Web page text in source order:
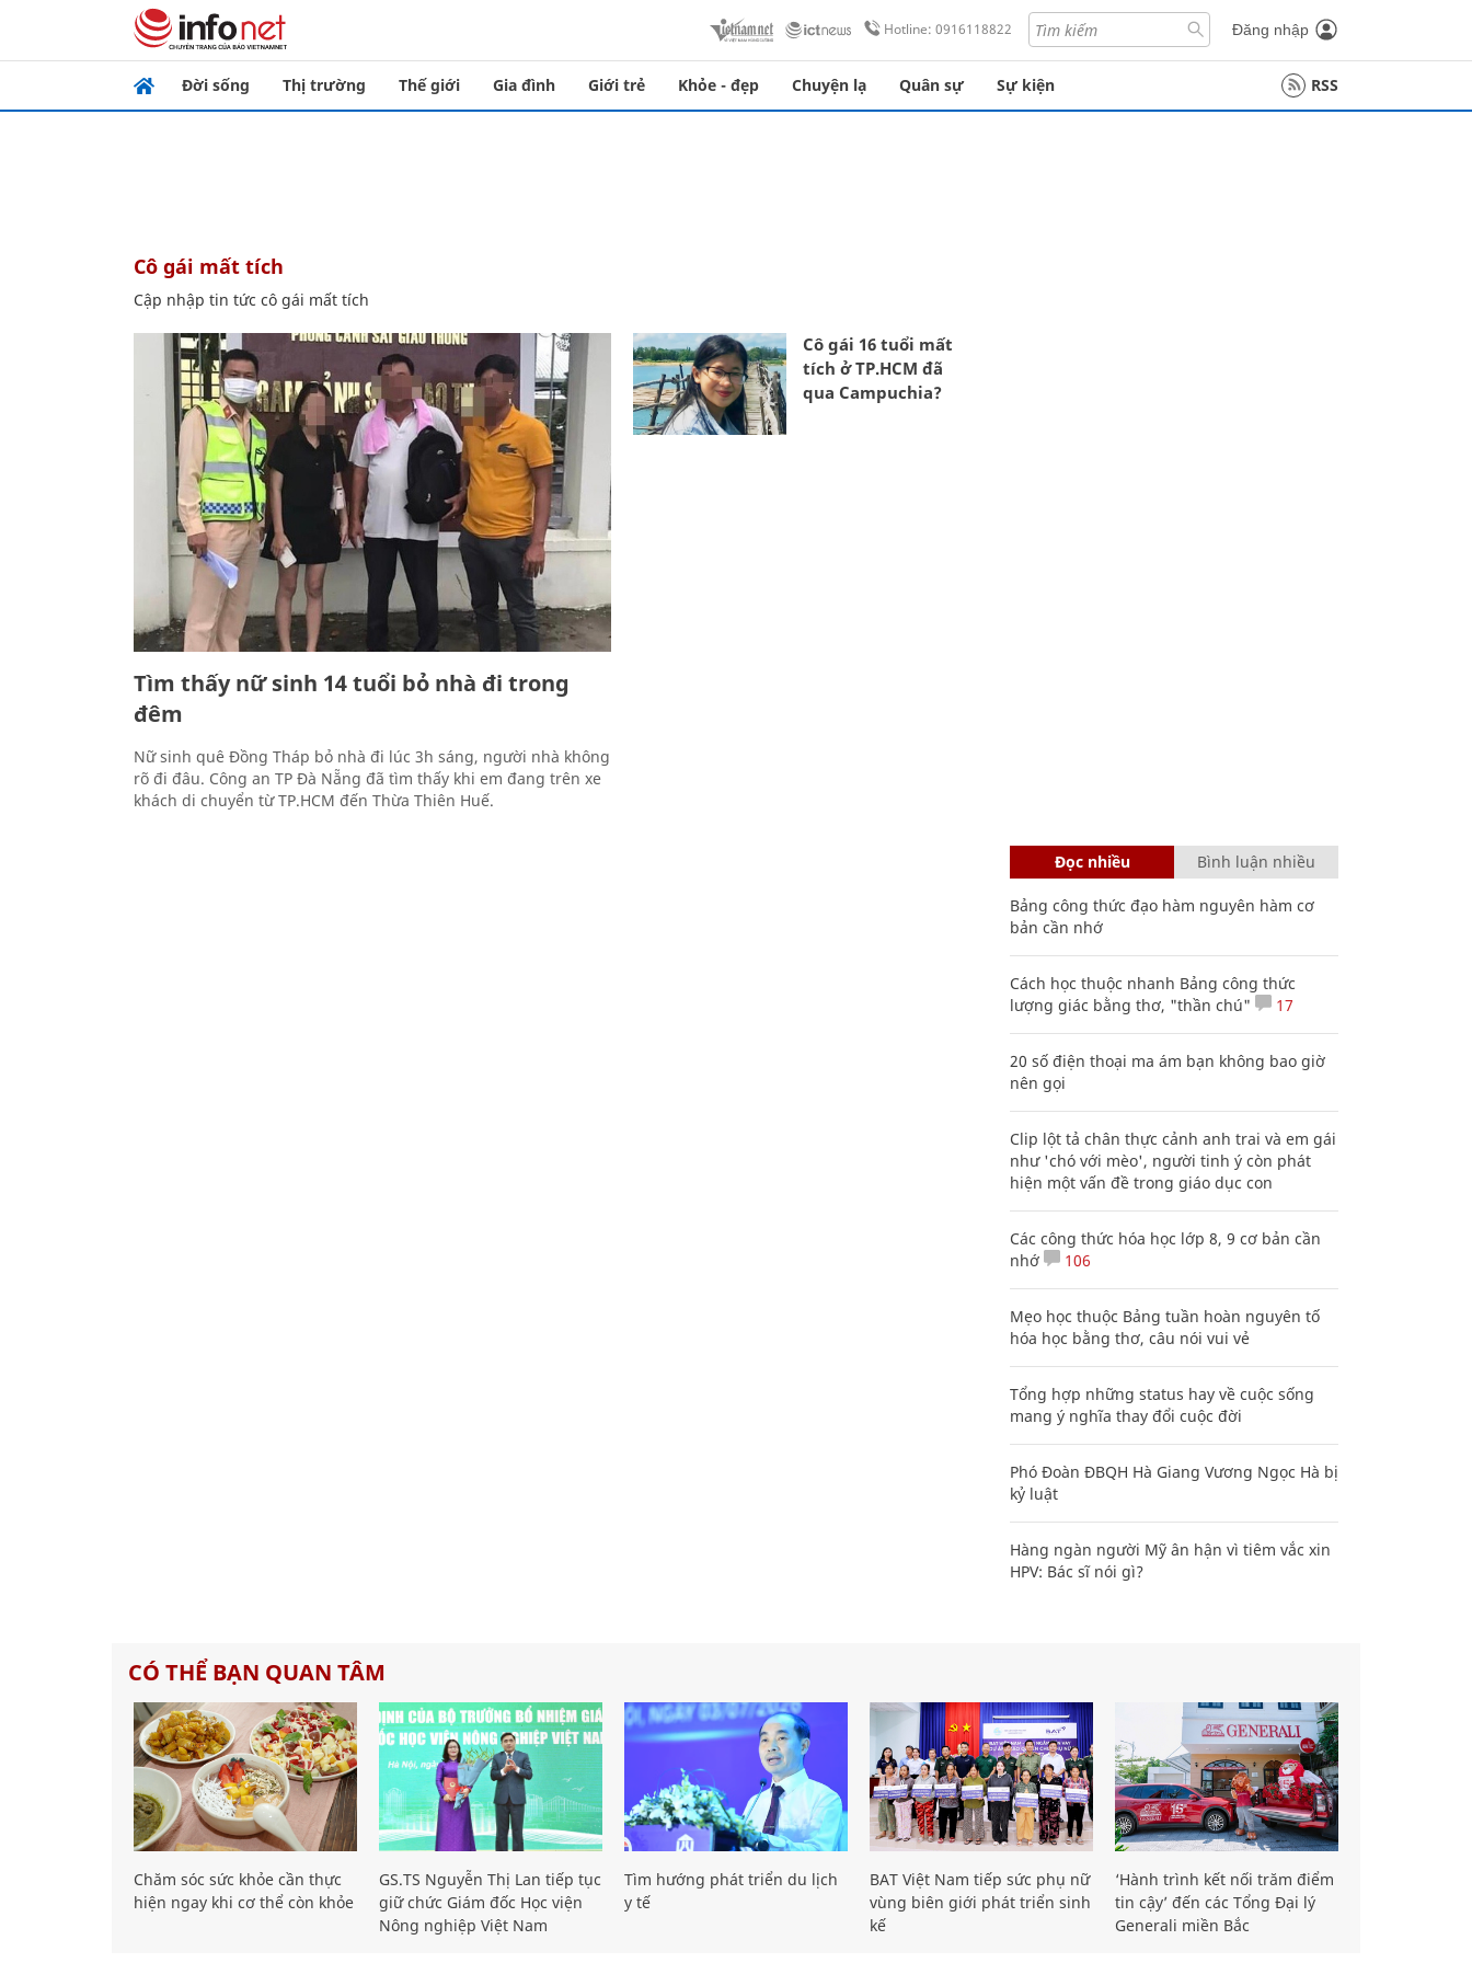
Hotline: 0916118822 Đăng nhập
Đời sống Thị trường Thế giới Gia đình Giới trẻ Khỏe - đẹp Chuyện lạ Quân sự Sự kiện RSS
cô gái mất tích
Cập nhập tin tức cô gái mất tích
Tìm thấy nữ sinh 14 tuổi bỏ nhà đi trong
đêm
Nữ sinh quê Đồng Tháp bỏ nhà đi lúc 3h sáng, người nhà không
rõ đi đâu. Công an TP Đà Nẵng đã tìm thấy khi em đang trên xe
khách di chuyển từ TP.HCM đến Thừa Thiên Huế.
Cô gái 16 tuổi mất
tích ở TP.HCM đã
qua Campuchia?
Đọc nhiều Bình luận nhiều
Bảng công thức đạo hàm nguyên hàm cơ
bản cần nhớ
Cách học thuộc nhanh Bảng công thức
lượng giác bằng thơ, "thần chú"
17
20 số điện thoại ma ám bạn không bao giờ
nên gọi
Clip lột tả chân thực cảnh anh trai và em gái
như 'chó với mèo', người tinh ý còn phát
hiện một vấn đề trong giáo dục con
Các công thức hóa học lớp 8, 9 cơ bản cần
nhớ
106
Mẹo học thuộc Bảng tuần hoàn nguyên tố
hóa học bằng thơ, câu nói vui vẻ
Tổng hợp những status hay về cuộc sống
mang ý nghĩa thay đổi cuộc đời
Phó Đoàn ĐBQH Hà Giang Vương Ngọc Hà bị
kỷ luật
Hàng ngàn người Mỹ ân hận vì tiêm vắc xin
HPV: Bác sĩ nói gì?
CÓ THỂ BẠN QUAN TÂM
Chăm sóc sức khỏe cần thực
hiện ngay khi cơ thể còn khỏe
GS.TS Nguyễn Thị Lan tiếp tục
giữ chức Giám đốc Học viện
Nông nghiệp Việt Nam
Tìm hướng phát triển du lịch
y tế
BAT Việt Nam tiếp sức phụ nữ
vùng biên giới phát triển sinh
kế
‘Hành trình kết nối trăm điểm
tin cậy’ đến các Tổng Đại lý
Generali miền Bắc